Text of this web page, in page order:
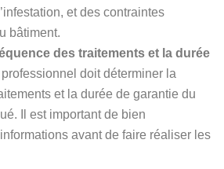
et des contraintes
bâtiment.
des traitements et la durée
professionnel doit déterminer la
et la durée de garantie du
Il est important de bien
avant de faire réaliser les